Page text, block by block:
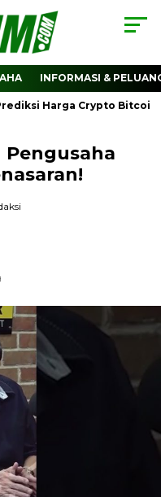
INFORMASI &
Crypto Bitcoin:
Pengusaha